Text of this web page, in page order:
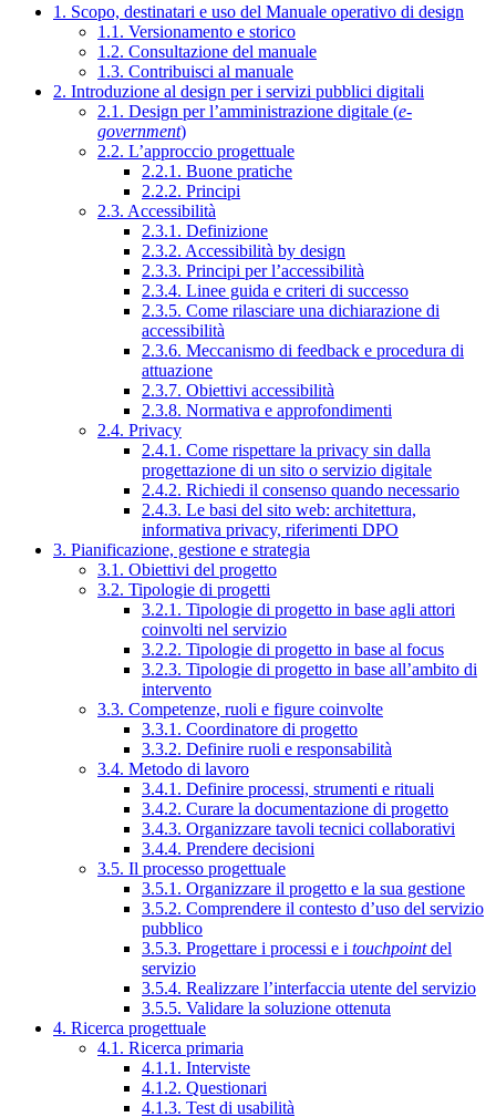
1. Scopo, destinatari e uso del Manuale operativo di design
1.1. Versionamento e storico
1.2. Consultazione del manuale
1.3. Contribuisci al manuale
2. Introduzione al design per i servizi pubblici digitali
2.1. Design per l’amministrazione digitale (e-
government)
2.2. L’approccio progettuale
2.2.1. Buone pratiche
2.2.2. Principi
2.3. Accessibilità
2.3.1. Definizione
2.3.2. Accessibilità by design
2.3.3. Principi per l’accessibilità
2.3.4. Linee guida e criteri di successo
2.3.5. Come rilasciare una dichiarazione di
accessibilità
2.3.6. Meccanismo di feedback e procedura di
attuazione
2.3.7. Obiettivi accessibilità
2.3.8. Normativa e approfondimenti
2.4. Privacy
2.4.1. Come rispettare la privacy sin dalla
progettazione di un sito o servizio digitale
2.4.2. Richiedi il consenso quando necessario
2.4.3. Le basi del sito web: architettura,
informativa privacy, riferimenti DPO
3. Pianificazione, gestione e strategia
3.1. Obiettivi del progetto
3.2. Tipologie di progetti
3.2.1. Tipologie di progetto in base agli attori
coinvolti nel servizio
3.2.2. Tipologie di progetto in base al focus
3.2.3. Tipologie di progetto in base all’ambito di
intervento
3.3. Competenze, ruoli e figure coinvolte
3.3.1. Coordinatore di progetto
3.3.2. Definire ruoli e responsabilità
3.4. Metodo di lavoro
3.4.1. Definire processi, strumenti e rituali
3.4.2. Curare la documentazione di progetto
3.4.3. Organizzare tavoli tecnici collaborativi
3.4.4. Prendere decisioni
3.5. Il processo progettuale
3.5.1. Organizzare il progetto e la sua gestione
3.5.2. Comprendere il contesto d’uso del servizio
pubblico
3.5.3. Progettare i processi e i touchpointdel
servizio
3.5.4. Realizzare l’interfaccia utente del servizio
3.5.5. Validare la soluzione ottenuta
4. Ricerca progettuale
4.1. Ricerca primaria
4.1.1. Interviste
4.1.2. Questionari
4.1.3. Test di usabilità